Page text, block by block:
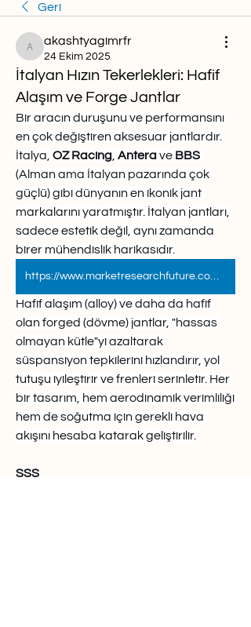
Geri
akashtyagimrfr
akashtyagimrfr
24 Ekim 2025
İtalyan Hızın Tekerlekleri: Hafif
Alaşım ve Forge Jantlar
Bir aracın duruşunu ve performansını
en çok değiştiren aksesuar jantlardır.
İtalya, OZ Racing Antera ve BBS
(Alman ama İtalyan pazarında çok
güçlü) gibi dünyanın en ikonik jant
markalarını yaratmıştır. İtalyan jantları,
sadece estetik değil, aynı zamanda
birer mühendislik harikasıdır.
https://www.marketresearchfuture.com/reports/italy-motorsport-products-market-44436
Hafif alaşım (alloy) ve daha da hafif
olan forged (dövme) jantlar, "hassas
olmayan kütle"yi azaltarak
süspansiyon tepkilerini hızlandırır, yol
tutuşu iyileştirir ve frenleri serinletir. Her
bir tasarım, hem aerodinamik verimliliği
hem de soğutma için gerekli hava
akışını hesaba katarak geliştirilir.
SSS